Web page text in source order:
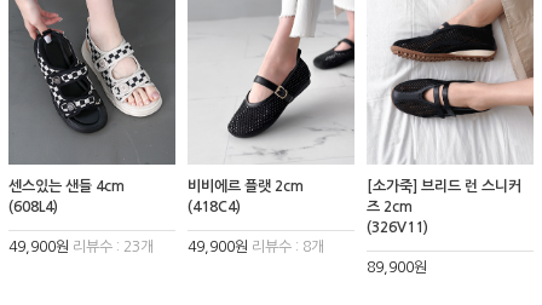
센스있는 샌들 4cm
(608L4)
49,900원 리뷰수 : 23개
비비에르 플랫 2cm
(418C4)
49,900원 리뷰수 : 8개
[소가죽] 브리드 런 스니커
즈 2cm
(326V11)
89,900원